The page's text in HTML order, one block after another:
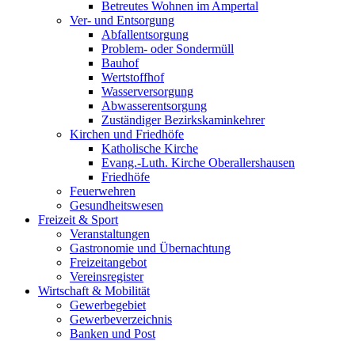
Betreutes Wohnen im Ampertal
Ver- und Entsorgung
Abfallentsorgung
Problem- oder Sondermüll
Bauhof
Wertstoffhof
Wasserversorgung
Abwasserentsorgung
Zuständiger Bezirkskaminkehrer
Kirchen und Friedhöfe
Katholische Kirche
Evang.-Luth. Kirche Oberallershausen
Friedhöfe
Feuerwehren
Gesundheitswesen
Freizeit & Sport
Veranstaltungen
Gastronomie und Übernachtung
Freizeitangebot
Vereinsregister
Wirtschaft & Mobilität
Gewerbegebiet
Gewerbeverzeichnis
Banken und Post